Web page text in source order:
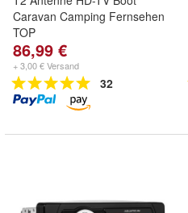
Caravan Camping Fernsehen
TOP
86,99 €
+ 3,00 € Versand
32